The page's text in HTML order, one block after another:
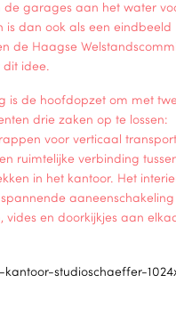
de garages aan het water
is dan ook als een eindbeeld
de Haagse
dit idee.
is de hoofdopzet om met
drie zaken op te lossen:
voor verticaal
ruimtelijke verbinding
in het kantoor. Het
vides en doorkijkjes aan